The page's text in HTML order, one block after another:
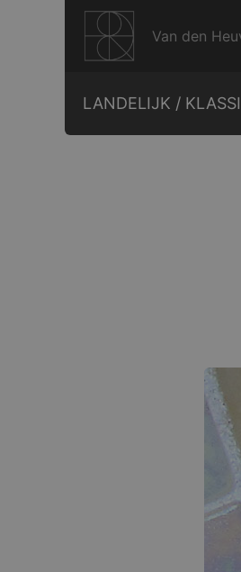
Van den
LANDELIJK /